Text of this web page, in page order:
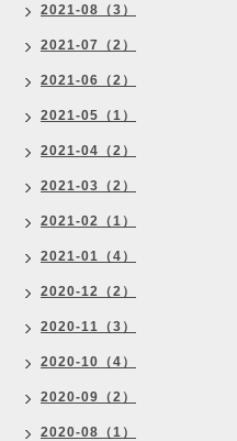
2021-08（3）
2021-07（2）
2021-06（2）
2021-05（1）
2021-04（2）
2021-03（2）
2021-02（1）
2021-01（4）
2020-12（2）
2020-11（3）
2020-10（4）
2020-09（2）
2020-08（1）